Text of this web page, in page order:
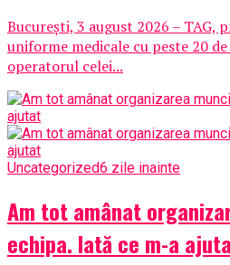
București, 3 august 2026 – TAG,
uniforme medicale cu peste 20
operatorul celei...
Uncategorized6 zile inainte
Am tot amânat
echipa. Iată ce m-a